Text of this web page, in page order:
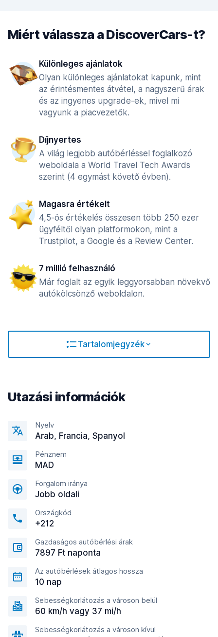
Miért válassza a DiscoverCars-t?
Különleges ajánlatok
Olyan különleges ajánlatokat kapunk, mint
az érintésmentes átvétel, a nagyszerű árak
és az ingyenes upgrade-ek, mivel mi
vagyunk a piacvezetők.
Díjnyertes
A világ legjobb autóbérléssel foglalkozó
weboldala a World Travel Tech Awards
szerint (4 egymást követő évben).
Magasra értékelt
4,5-ös értékelés összesen több 250 ezer
ügyféltől olyan platformokon, mint a
Trustpilot, a Google és a Review Center.
7 millió felhasználó
Már foglalt az egyik leggyorsabban növekvő
autókölcsönző weboldalon.
Tartalomjegyzék
Utazási információk
Nyelv
Arab, Francia, Spanyol
Pénznem
MAD
Forgalom iránya
Jobb oldali
Országkód
+212
Gazdaságos autóbérlési árak
7897 Ft naponta
Az autóbérlések átlagos hossza
10 nap
Sebességkorlátozás a városon belül
60 km/h vagy 37 mi/h
Sebességkorlátozás a városon kívül